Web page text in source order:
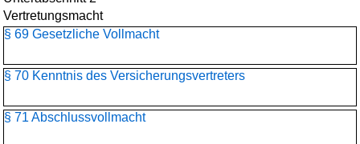
Vertretungsmacht
§ 69 Gesetzliche Vollmacht
§ 70 Kenntnis des Versicherungsvertreters
§ 71 Abschlussvollmacht